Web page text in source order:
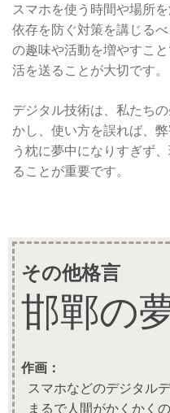
スマホを使う時間や場所
依存を防ぐ対策を講じる
の趣味や活動を増やすこ
活を送ることが大切です。
デジタル技術は、私たち
かし、使い方を誤れば、
う枕に夢中になりすぎず
ることが重要です。
その他格言
邯鄲の
作画：
スマホなどのデジタル
まるで人間がかくかく